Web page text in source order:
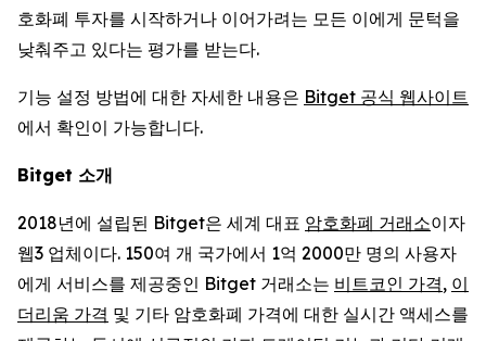
호화폐 투자를 시작하거나 이어가려는 모든 이에게 문턱을
낮춰주고 있다는 평가를 받는다.
기능 설정 방법에 대한 자세한 내용은 Bitget 공식 웹사이트
에서 확인이 가능합니다.
Bitget 소개
2018년에 설립된 Bitget은 세계 대표 암호화폐 거래소이자
웹3 업체이다. 150여 개 국가에서 1억 2000만 명의 사용자
에게 서비스를 제공중인 Bitget 거래소는 비트코인 가격, 이
더리움 가격 및 기타 암호화폐 가격에 대한 실시간 액세스를